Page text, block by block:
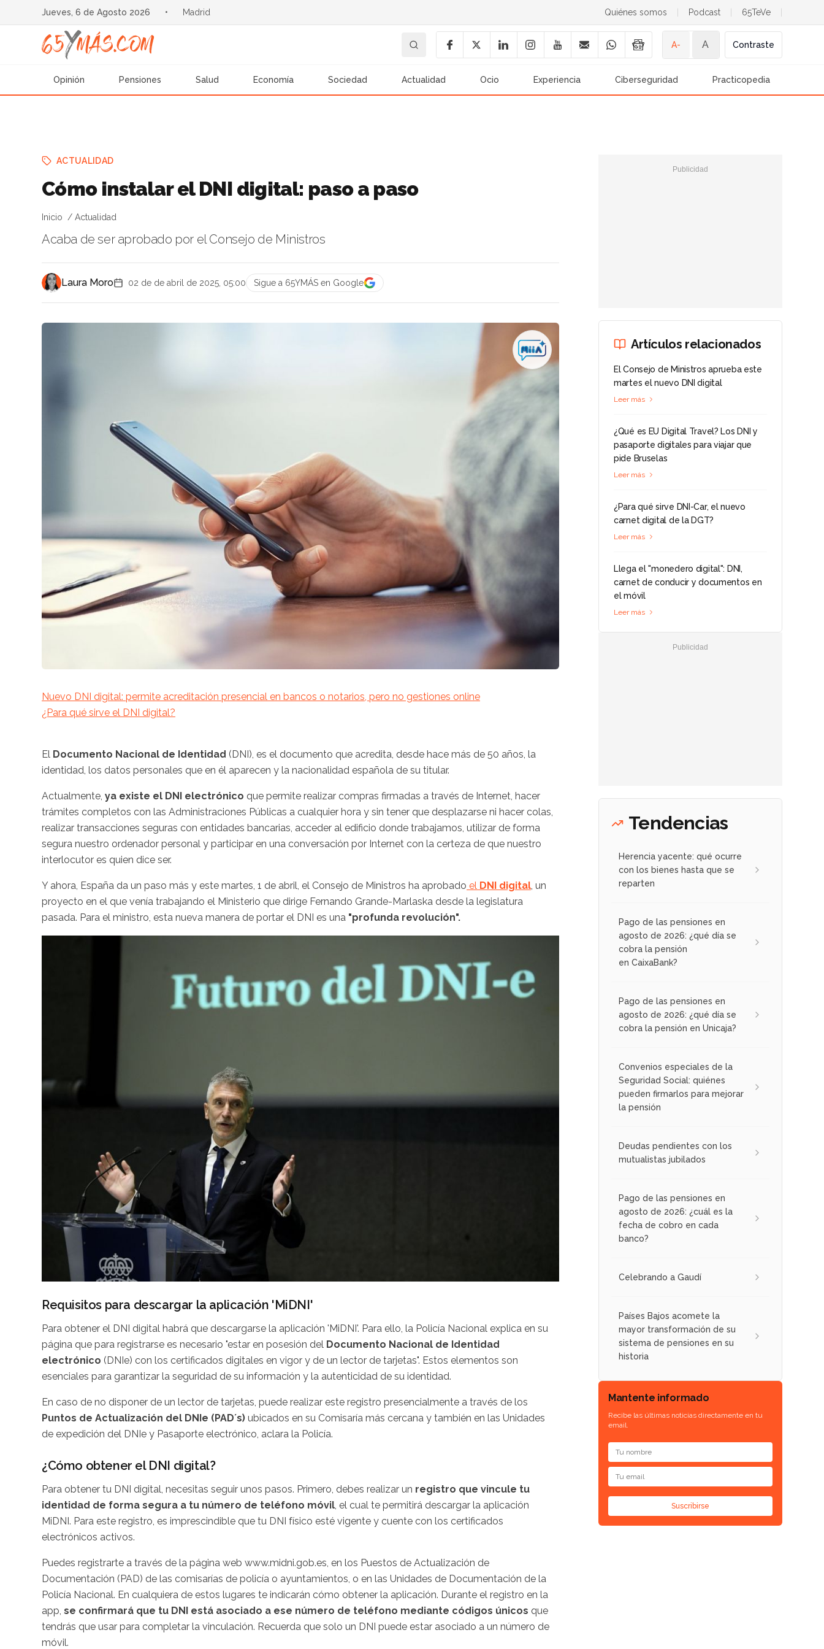
Jueves, 6 de Agosto 2026 • Madrid Quiénes somos Podcast 65TeVe
A- A Contraste
Opinión Pensiones Salud Economía Sociedad Actualidad Ocio Experiencia Ciberseguridad Practicopedia
ACTUALIDAD
Cómo instalar el DNI digital: paso a paso
Inicio Actualidad
Acaba de ser aprobado por el Consejo de Ministros
Laura Moro 02 de de abril de 2025, 05:00 Sigue a 65YMÁS en Google
Nuevo DNI digital: permite acreditación presencial en bancos o notarios, pero no gestiones online
¿Para qué sirve el DNI digital?
El Documento Nacional de Identidad (DNI), es el documento que acredita, desde hace más de 50 años, la
identidad, los datos personales que en él aparecen y la nacionalidad española de su titular.
Actualmente, ya existe el DNI electrónico que permite realizar compras firmadas a través de Internet, hacer
trámites completos con las Administraciones Públicas a cualquier hora y sin tener que desplazarse ni hacer colas,
realizar transacciones seguras con entidades bancarias, acceder al edificio donde trabajamos, utilizar de forma
segura nuestro ordenador personal y participar en una conversación por Internet con la certeza de que nuestro
interlocutor es quien dice ser.
Y ahora, España da un paso más y este martes, 1 de abril, el Consejo de Ministros ha aprobado el DNI digital , un
proyecto en el que venía trabajando el Ministerio que dirige Fernando Grande-Marlaska desde la legislatura
pasada. Para el ministro, esta nueva manera de portar el DNI es una "profunda revolución".
Requisitos para descargar la aplicación 'MiDNI'
Para obtener el DNI digital habrá que descargarse la aplicación 'MiDNI'. Para ello, la Policía Nacional explica en su
página que para registrarse es necesario "estar en posesión del Documento Nacional de Identidad
electrónico (DNIe) con los certificados digitales en vigor y de un lector de tarjetas". Estos elementos son
esenciales para garantizar la seguridad de su información y la autenticidad de su identidad.
En caso de no disponer de un lector de tarjetas, puede realizar este registro presencialmente a través de los
Puntos de Actualización del DNIe (PAD´s) ubicados en su Comisaría más cercana y también en las Unidades
de expedición del DNIe y Pasaporte electrónico, aclara la Policía.
¿Cómo obtener el DNI digital?
Para obtener tu DNI digital, necesitas seguir unos pasos. Primero, debes realizar un registro que vincule tu
identidad de forma segura a tu número de teléfono móvil, el cual te permitirá descargar la aplicación
MiDNI. Para este registro, es imprescindible que tu DNI físico esté vigente y cuente con los certificados
electrónicos activos.
Puedes registrarte a través de la página web www.midni.gob.es, en los Puestos de Actualización de
Documentación (PAD) de las comisarías de policía o ayuntamientos, o en las Unidades de Documentación de la
Policía Nacional. En cualquiera de estos lugares te indicarán cómo obtener la aplicación. Durante el registro en la
app, se confirmará que tu DNI está asociado a ese número de teléfono mediante códigos únicos que
tendrás que usar para completar la vinculación. Recuerda que solo un DNI puede estar asociado a un número de
móvil.
Artículos relacionados
El Consejo de Ministros aprueba este
martes el nuevo DNI digital
Leer más
¿Qué es EU Digital Travel? Los DNI y
pasaporte digitales para viajar que
pide Bruselas
Leer más
¿Para qué sirve DNI-Car, el nuevo
carnet digital de la DGT?
Leer más
Llega el "monedero digital": DNI,
carnet de conducir y documentos en
el móvil
Leer más
Tendencias
Herencia yacente: qué ocurre
con los bienes hasta que se
reparten
Pago de las pensiones en
agosto de 2026: ¿qué día se
cobra la pensión
en CaixaBank?
Pago de las pensiones en
agosto de 2026: ¿qué día se
cobra la pensión en Unicaja?
Convenios especiales de la
Seguridad Social: quiénes
pueden firmarlos para mejorar
la pensión
Deudas pendientes con los
mutualistas jubilados
Pago de las pensiones en
agosto de 2026: ¿cuál es la
fecha de cobro en cada
banco?
Celebrando a Gaudí
Países Bajos acomete la
mayor transformación de su
sistema de pensiones en su
historia
Mantente informado
Recibe las últimas noticias directamente en tu
email.
Suscribirse